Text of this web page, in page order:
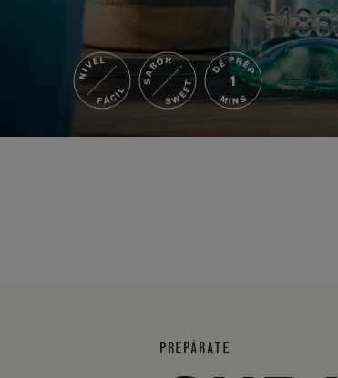
NIVEL
FÁCIL
SABOR
SWEET
DE PREP
1
MINS
PREPÁRATE